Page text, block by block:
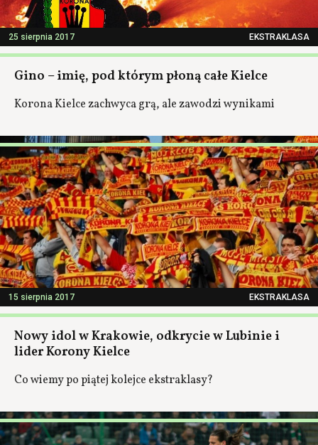
25 sierpnia 2017 EKSTRAKLASA
Gino – imię, pod którym płoną całe Kielce
Korona Kielce zachwyca grą, ale zawodzi wynikami
15 sierpnia 2017 EKSTRAKLASA
Nowy idol w Krakowie, odkrycie w Lubinie i
lider Korony Kielce
Co wiemy po piątej kolejce ekstraklasy?